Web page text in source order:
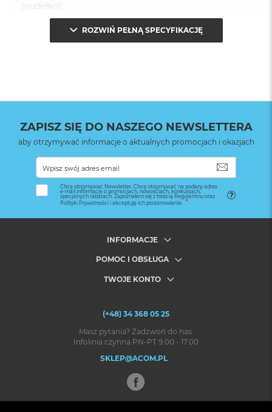
(pudełko):
ROZWIŃ PEŁNĄ SPECYFIKACJĘ
ZAPISZ SIĘ DO NASZEGO NEWSLETTERA
aby otrzymywać informacje o aktualnych promocjach i okazjach
Chcę otrzymywać Newsletter. Chcę otrzymywać na podany adres
e-mail informacje o promocjach, nowościach, konkursach,
specjalnych rabatach. Zapoznałem się z treścią Regulaminu oraz
Polityki Prywatności i akceptuję ich postanowienia.
INFORMACJE
POMOC I OBSŁUGA
TWOJE KONTO
(+48) 34 368 05 25
Masz pytania? Zadzwoń do nas.
Infolinia czynna PN-PT 9.00 - 17.00
SKLEP@ACOM.PL